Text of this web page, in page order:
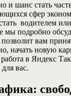
и шанс стать
сфер
водителем
мы подробно
вам
начать новую
в Яндекс
вас.